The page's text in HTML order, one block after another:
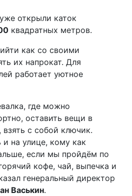
уже открыли каток
квадратных метров.
как со своими
их напрокат. Для
работает уютное
где можно
оставить вещи в
с собой ключик.
на улице, кому как
если мы пройдём по
кофе, чай, выпечка и
генеральный директор
Васькин.